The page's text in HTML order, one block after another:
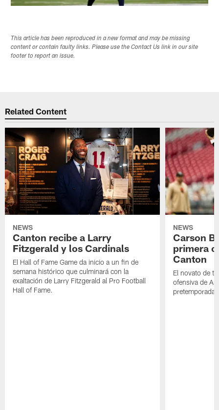
This article has been reproduced in a new format and may be missing
content or contain faulty links. Please use the Contact Us link in our site
footer to report an issue.
Related Content
NEWS
Canton recibe a Larry
Fitzgerald y los Cardinals
El Hall of Fame Game da inicio a un fin de
semana histórico que culminará con la
exaltación de Larry Fitzgerald al Pro Football
Hall of Fame.
NEWS
Carson
primera
Canton
El novato de
ofensiva de
pretemporada